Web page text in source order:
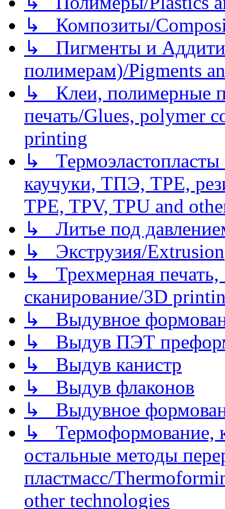
↳ Композиты/
↳ Пигменты и
полимерам)/Pigments
↳ Клеи, полимерные
печать/Glues, polymer
printing
↳
каучуки, ТПЭ, TPE,
TPE, TPV, TPU and
↳ Литье под
↳ Экструзия/Extrusion
↳ Трехмерная
сканирование/3D
↳ Выдувное
↳ Выдув ПЭТ
↳ Выдув канистр
↳ Выдув флаконов
↳ Выдувное
↳ Термоформование,
остальные методы
пластмасс/
other technologies